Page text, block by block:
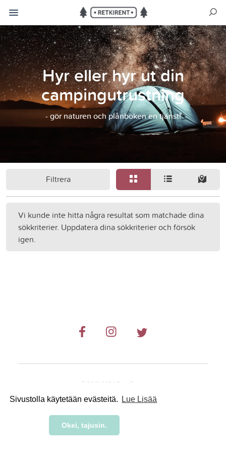
Sivustolla käytetään evästeitä. Lue Lisää
Okei, tajusin.
Hyr eller hyr ut din
campingutrustning
- gör naturen och plånboken en tjänst!
Filtrera
Vi kunde inte hitta några resultat som matchade dina
sökkriterier. Uppdatera dina sökkriterier och försök
igen.
© 2019-2024 RetkiRent .